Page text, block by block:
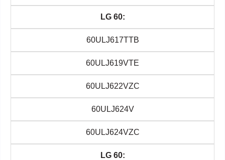
LG 60:
60ULJ617TTB
60ULJ619VTE
60ULJ622VZC
60ULJ624V
60ULJ624VZC
LG 60: